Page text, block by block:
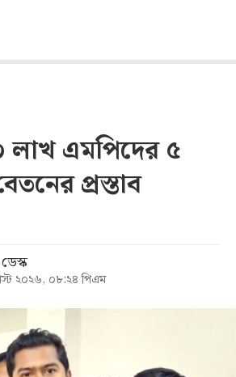
লাখ এমপিদের ৫
প্রস্তাব
২০২৬, ০৮:২৪ পিএম